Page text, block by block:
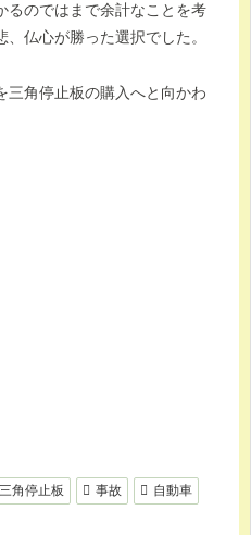
るのではまで余計なことを考
仏心が勝った選択でした。
三角停止板の購入へと向かわ
三角停止板 事故
自動車